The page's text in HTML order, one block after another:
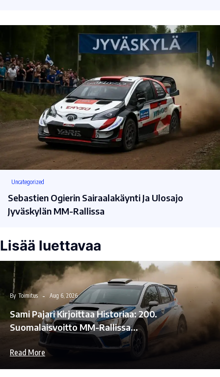
Uncategorized
Sebastien Ogierin Sairaalakäynti Ja Ulosajo
Jyväskylän MM-Rallissa
Lisää luettavaa
By Toimitus Aug 6, 2026
Sami Pajari Kirjoittaa Historiaa: 200.
Suomalaisvoitto MM-Rallissa…
Read More